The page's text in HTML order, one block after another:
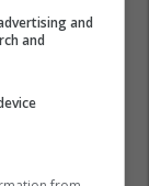
and
and